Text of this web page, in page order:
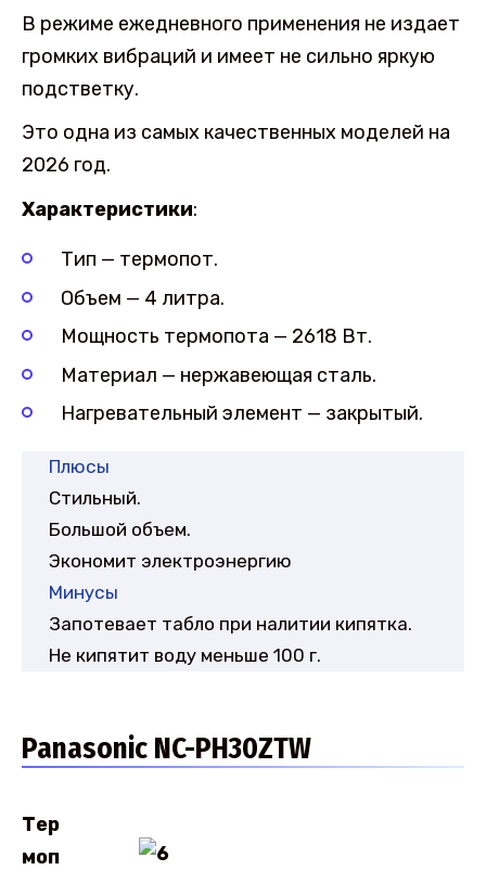
В режиме ежедневного применения не издает
громких вибраций и имеет не сильно яркую
подстветку.
Это одна из самых качественных моделей на
2026 год.
Характеристики:
Тип — термопот.
Объем — 4 литра.
Мощность термопота — 2618 Вт.
Материал — нержавеющая сталь.
Нагревательный элемент — закрытый.
Плюсы
Стильный.
Большой объем.
Экономит электроэнергию
Минусы
Запотевает табло при налитии кипятка.
Не кипятит воду меньше 100 г.
Panasonic NC-PH30ZTW
Тер
моп